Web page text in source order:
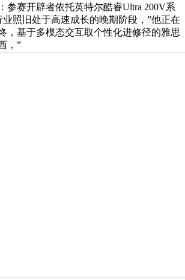
参赛开辟者依托英特尔酷睿Ultra 200V系
照旧处于高速成长的晚期阶段，”他正在
，基于多模态交互取个性化进修径的雅思
，”